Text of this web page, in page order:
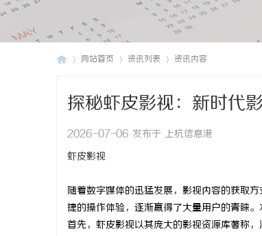
网站首页 资讯列表 资讯内容
探秘虾皮影视：新时代
2026-07-06 发布于 上杭信息港
虾皮影视
随着数字媒体的迅猛发展，影视内容的获取
捷的操作体验，逐渐赢得了大量用户的青睐
首先，虾皮影视以其庞大的影视资源库著称